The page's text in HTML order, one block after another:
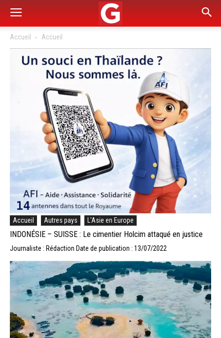
Accueil Accueil
Accueil Autres pays L'Asie en Europe
INDONÉSIE – SUISSE : Le cimentier Holcim attaqué en justice
Journaliste : Rédaction Date de publication : 13/07/2022